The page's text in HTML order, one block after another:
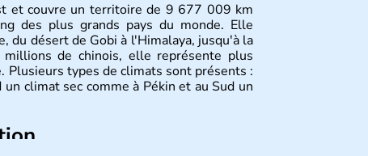
et couvre un territoire de 9 677 009 km
des plus grands pays du monde. Elle
du désert de Gobi à l'Himalaya, jusqu'à la
de chinois, elle représente plus
Plusieurs types de climats sont présents :
climat sec comme à Pékin et au Sud un